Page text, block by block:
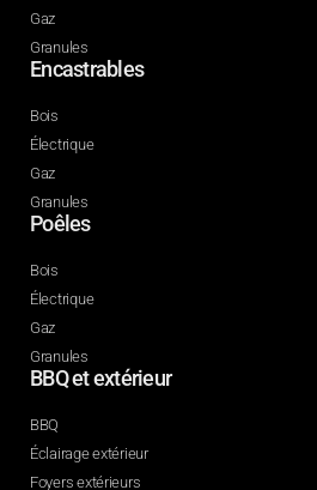
Gaz
Granules
Encastrables
Bois
Électrique
Gaz
Granules
Poêles
Bois
Électrique
Gaz
Granules
BBQ et extérieur
BBQ
Éclairage extérieur
Foyers extérieurs